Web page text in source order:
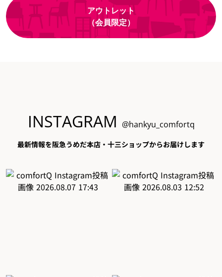
アウトレット
（会員限定）
INSTAGRAM @hankyu_comfortq
最新情報を阪急うめだ本店・十三ショップからお届けします